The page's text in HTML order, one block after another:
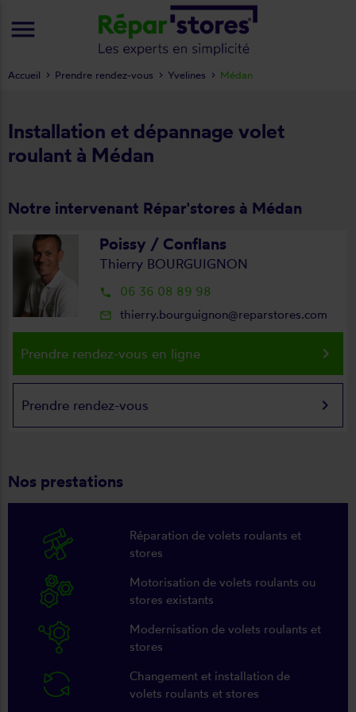
Installation et dépannage volet
roulant à Médan
Notre intervenant Répar'stores à Médan
Poissy / Conflans
Thierry BOURGUIGNON
local_phone 06 36 08 89 98
mail_outline thierry.bourguignon@reparstores.com
Prendre rendez-vous en ligne keyboard_arrow_right
Prendre rendez-vous keyboard_arrow_right
Nos prestations
Réparation de volets roulants et
stores
Motorisation de volets roulants ou
stores existants
Modernisation de volets roulants et
stores
Changement et installation de
volets roulants et stores
Accueil Prendre rendez-vous Yvelines Médan
menu